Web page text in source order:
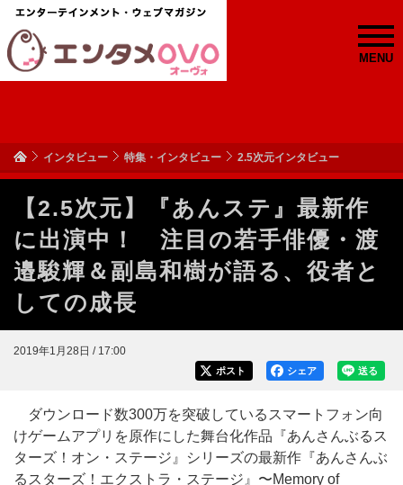
MENU
インタビュー 特集・インタビュー 2.5次元インタビュー
【2.5次元】『あんステ』最新作
に出演中！ 注目の若手俳優・渡
邉駿輝＆副島和樹が語る、役者と
しての成長
2019年1月28日 / 17:00
送る
シェア
ポスト
ダウンロード数300万を突破しているスマートフォン向
けゲームアプリを原作にした舞台化作品『あんさんぶるス
ターズ！オン・ステージ』シリーズの最新作『あんさんぶ
るスターズ！エクストラ・ステージ』〜Memory of